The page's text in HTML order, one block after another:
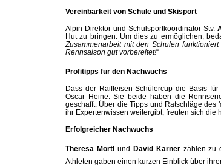
Vereinbarkeit von Schule und Skisport
Alpin Direktor und Schulsportkoordinator Stv.
Hut zu bringen. Um dies zu ermöglichen,
Zusammenarbeit mit den Schulen
Rennsaison gut vorbereitet!“
Profitipps für den Nachwuchs
Dass der Raiffeisen Schülercup die Basis
Oscar Heine. Sie beide haben die
geschafft. Über die Tipps und Ratschläge
ihr Expertenwissen weitergibt, freuten sich die
Erfolgreicher Nachwuchs
Theresa Mörtl und David Karnerzählen zu
Athleten gaben einen kurzen Einblick über